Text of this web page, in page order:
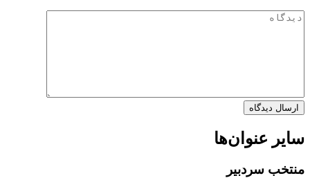
سایر عنوان‌ها
منتخب سردبیر